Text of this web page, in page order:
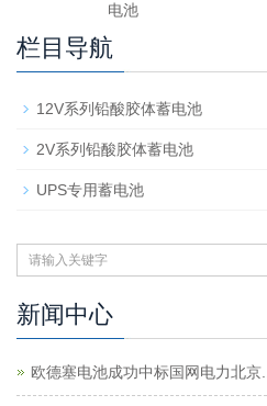
电池
栏目导航
12V系列铅酸胶体蓄电池
2V系列铅酸胶体蓄电池
UPS专用蓄电池
新闻中心
欧德塞电池成功中标国网电力北京...